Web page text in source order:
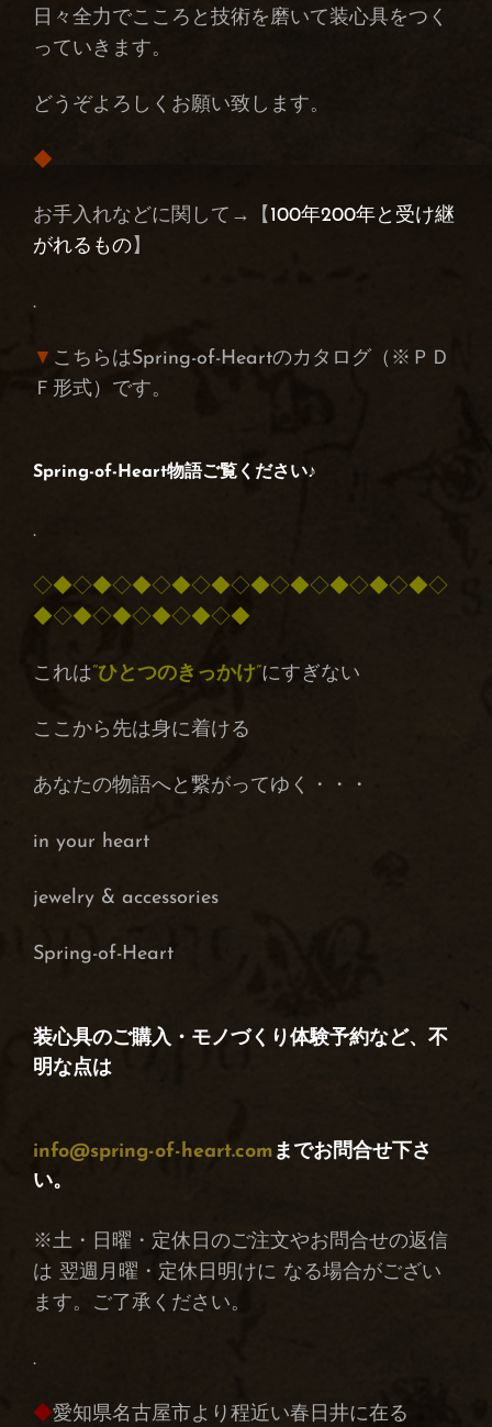
日々全力でこころと技術を磨いて装心具をつく
っていきます。
どうぞよろしくお願い致します。
◆
お手入れなどに関して→【 100年200年と受け継
がれるもの】
.
▼ こちらはSpring-of-Heartのカタログ（※ＰＤ
Ｆ形式）です。
Spring-of-Heart物語ご覧ください♪
.
◇◆◇◆◇◆◇◆◇◆◇◆◇◆◇◆◇◆◇◆◇
◆◇◆◇◆◇◆◇◆◇◆
これは”ひとつのきっかけ”にすぎない
ここから先は身に着ける
あなたの物語へと繋がってゆく・・・
in your heart
jewelry & accessories
Spring-of-Heart
装心具のご購入・モノづくり体験予約など、不
明な点は
info@spring-of-heart.com までお問合せ下さ
い。
※土・日曜・定休日のご注文やお問合せの返信
は 翌週月曜・定休日明けに なる場合がござい
ます。ご了承ください。
.
◆愛知県名古屋市より程近い春日井に在る